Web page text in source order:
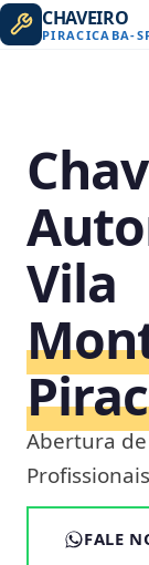
CHAVEIRO
PIRACICABA-
Vila
Abertura
FALE